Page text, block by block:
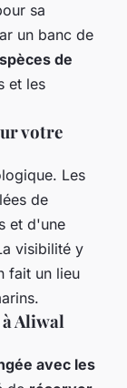
sa
un banc de
de
et les
votre
Les
de
et d'une
visibilité y
fait un lieu
Aliwal
avec les